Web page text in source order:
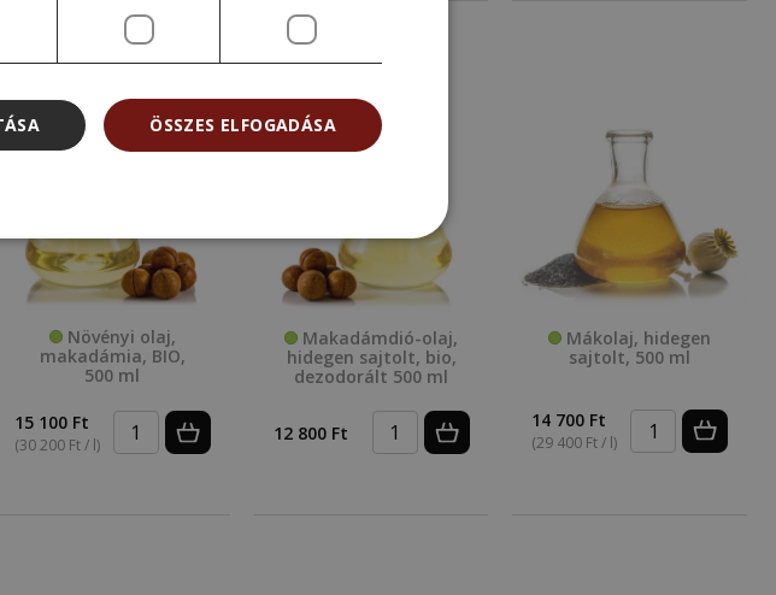
Növényi olaj,
makadámia, BIO,
500 ml
15 100 Ft
(30 200 Ft / l)
Makadámdió-olaj,
hidegen sajtolt, bio,
dezodorált 500 ml
12 800 Ft
Mákolaj, hidegen
sajtolt, 500 ml
14 700 Ft
(29 400 Ft / l)
ÖSSZES ELFOGADÁSA